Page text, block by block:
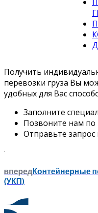
Получить
перевозки груза Вы
удобных для Вас
Заполните
Позвоните нам по
Отправьте запрос
впередКонтейнерные
(УКП)